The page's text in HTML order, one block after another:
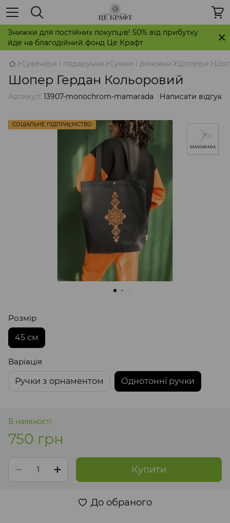
Знижки для постійних покупців! 50% від прибутку
йде на благодійний фонд Це Крафт
Сувеніри і подарунки Сумки і рюкзаки Шопери
Шопер Гердан Кольоровий
Артикул: 13907-monochrom-mamarada Написати відгук
СОЦІАЛЬНЕ ПІДПРИЄМСТВО
Розмір
45 см
Варіація
Ручки з орнаментом
Однотонні ручки
В наявності
750 грн
Купити
До обраного